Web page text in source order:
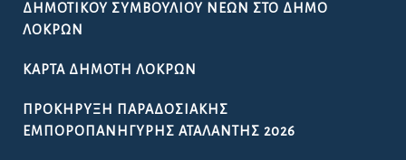
ΔΗΜΟΤΙΚΟΎ ΣΥΜΒΟΥΛΊΟΥ ΝΈΩΝ ΣΤΟ ΔΉΜΟ
ΛΟΚΡΏΝ
ΚΆΡΤΑ ΔΗΜΌΤΗ ΛΟΚΡΏΝ
ΠΡΟΚΉΡΥΞΗ ΠΑΡΑΔΟΣΙΑΚΉΣ
ΕΜΠΟΡΟΠΑΝΉΓΥΡΗΣ ΑΤΑΛΆΝΤΗΣ 2026